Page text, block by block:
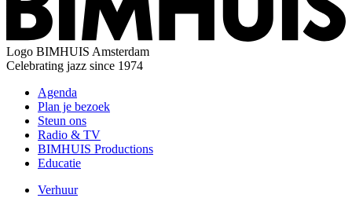
Logo BIMHUIS Amsterdam
Celebrating jazz since 1974
Agenda
Plan je bezoek
Steun ons
Radio & TV
BIMHUIS Productions
Educatie
Verhuur